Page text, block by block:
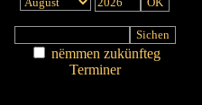
nëmmen zukünfteg
Terminer